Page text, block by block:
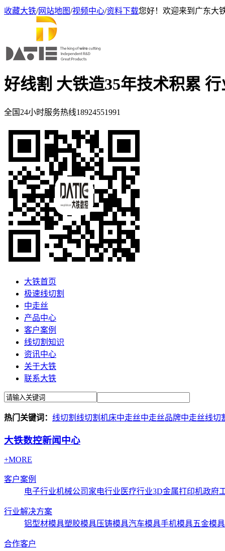
收藏大铁/网站地图/视频中心/资料下载您好！欢迎来到广东大
好线割 大铁造35年技术积累
全国24小时服务热线18924551991
大铁首页
极速线切割
中走丝
产品中心
客户案例
线切割知识
资讯中心
关于大铁
联系大铁
热门关键词： 线切割 线切割机床中走丝中走丝品牌中走丝线切
大铁数控新闻中心
+MORE
客户案例
电子行业机械公司 家电行业 医疗行业3D金属打印机政府
行业解决方案
铝型材模具塑胶模具压铸模具汽车模具手机模具五金模具
合作客户